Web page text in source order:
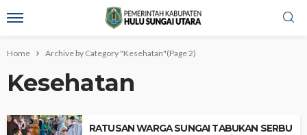
Home Archive by Category "Kesehatan"(Page 2)
Kesehatan
‎​RATUSAN WARGA SUNGAI TABUKAN SERBU